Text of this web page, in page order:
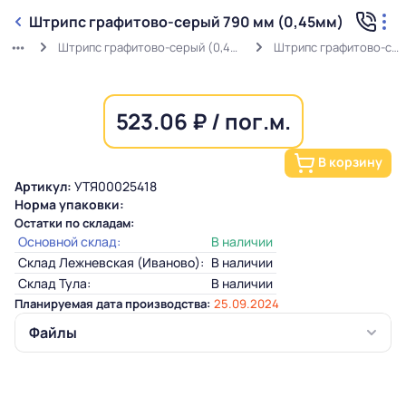
Штрипс графитово-серый 790 мм (0,45мм)
Штрипс графитово-серый (0,45мм) RAL 7024 в защитной пленке Штрипс графитово-серый 790 мм (0,45мм)
523.06 ₽ / пог.м.
В корзину
Артикул: УТЯ00025418
Норма упаковки:
Остатки по складам:
Основной склад:
В наличии
Склад Лежневская (Иваново): В наличии
Склад Тула:
В наличии
Планируемая дата производства: 25.09.2024
Файлы